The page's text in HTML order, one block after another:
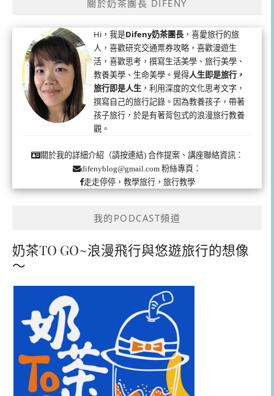
關於奶茶團長 DIFENY
Hi，我是Difeny奶茶團長 ，喜愛旅行的旅
人，喜歡研究交通票券攻略，喜歡漫遊生
活，喜歡思考，撰寫生活美學、旅行美學、
教養美學、生命美學。覺得人生即是旅行，
旅行即是人生 ，利用深度的文化思考文字，
撰寫自己的旅行記錄。因為教養孩子，帶著
孩子旅行，於是有著背包式的浪漫旅行教養
觀。
關於我的詳細介紹（請按連結)合作提案、講座聯絡資訊：
difenyblog@gmail.com 粉絲專頁：
走走停停，教學旅行，旅行教學
我的PODCAST頻道
奶茶TO GO~浪漫飛行與悠遊旅行的想像
～